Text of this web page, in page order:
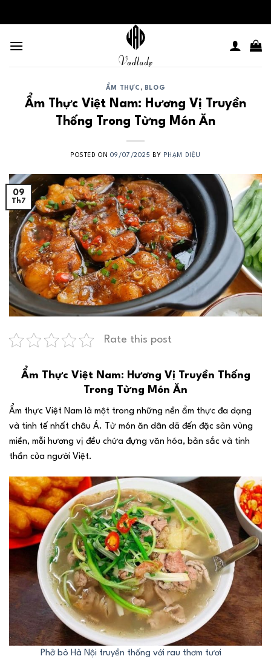
to
ẨM THỰC , BLOG
Ẩm Thực Việt Nam: Hương Vị Truyền
Thống Trong Từng Món Ăn
POSTED ON 09/07/2025 BY PHẠM DIỆU
09
Th7
Rate this post
Ẩm Thực Việt Nam: Hương Vị Truyền Thống
Trong Từng Món Ăn
Ẩm thực Việt Nam là một trong những nền ẩm thực đa dạng
và tinh tế nhất châu Á. Từ món ăn dân dã đến đặc sản vùng
miền, mỗi hương vị đều chứa đựng văn hóa, bản sắc và tinh
thần của người Việt.
Phở bò Hà Nội truyền thống với rau thơm tươi